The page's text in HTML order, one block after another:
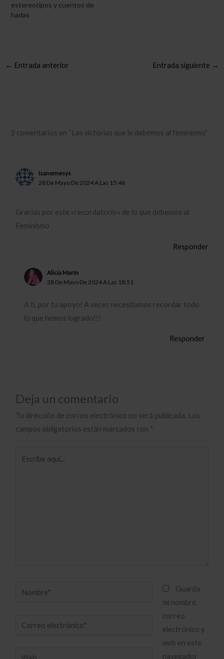
estereotipos y cuentos de
hadas
← Entrada anterior Entrada siguiente →
2 comentarios en “Las victorias que le debemos al feminismo”
Isanemesys
28 De Mayo De 2024 A Las 15:46
Gracias por este «recordatorio» de lo que debemos al
Feminismo
Responder
Alicia Marín
28 De Mayo De 2024 A Las 18:51
A ti, por tu apoyo! A veces necesitamos recordar todo
lo que hemos logrado!!!
Responder
Deja un comentario
Tu dirección de correo electrónico no será publicada. Los
campos obligatorios están marcados con *
Nombre*
Correo
Web
Guarda
mi nombre,
correo
electrónico y
web en este
navegador